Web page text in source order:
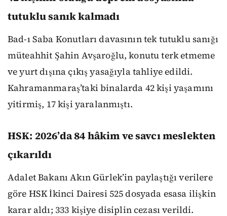
tutuklu sanık kalmadı
Bad-ı Saba Konutları davasının tek tutuklu sanığı
müteahhit Şahin Avşaroğlu, konutu terk etmeme
ve yurt dışına çıkış yasağıyla tahliye edildi.
Kahramanmaraş’taki binalarda 42 kişi yaşamını
yitirmiş, 17 kişi yaralanmıştı.
HSK: 2026’da 84 hâkim ve savcı meslekten
çıkarıldı
Adalet Bakanı Akın Gürlek’in paylaştığı verilere
göre HSK İkinci Dairesi 525 dosyada esasa ilişkin
karar aldı; 333 kişiye disiplin cezası verildi.